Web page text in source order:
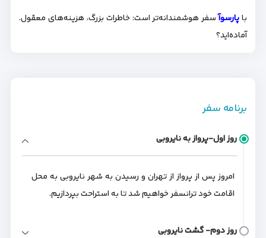
باپارسوآ سفر هوشمندانه‌تر است: خاطرات بزرگ، هزینه‌های معقول.
آماده‌اید؟
برنامه سفر
روز اول-پرواز به نایروبی
امروز پس از پرواز از تهران و رسیدن به شهر نایروبی به محل
اقامت خود ترانسفر خواهیم شد تا به استراحت بپردازیم.
روز دوم- گشت نایروبی